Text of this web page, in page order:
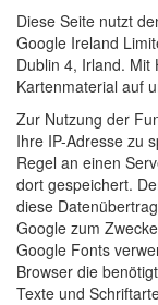
Diese Seite nutzt
Google Ireland
Dublin 4, Irland. Mit
Kartenmaterial auf
Zur Nutzung der
Ihre IP-Adresse zu
Regel an einen
dort gespeichert.
diese
Google zum
Google Fonts
Browser die
Texte und